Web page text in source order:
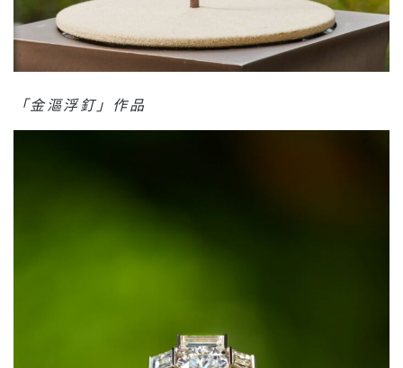
「金漚浮釘」作品